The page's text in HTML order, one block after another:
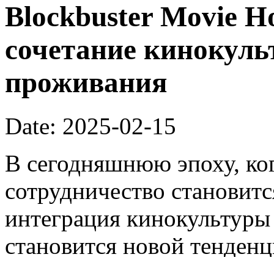
Blockbuster Movie
сочетание
проживания
Date: 2025-02-15
В сегодняшнюю эпоху,
сотрудничество
интеграция
становится новой